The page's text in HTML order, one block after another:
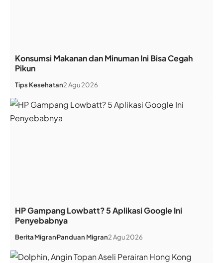
Konsumsi Makanan dan Minuman Ini Bisa Cegah
Pikun
Tips Kesehatan2 Agu 2026
HP Gampang Lowbatt? 5 Aplikasi Google Ini
Penyebabnya
BeritaMigranPanduan Migran2 Agu 2026